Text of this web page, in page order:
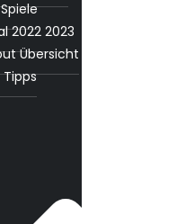
Spiele
2022 2023
Übersicht